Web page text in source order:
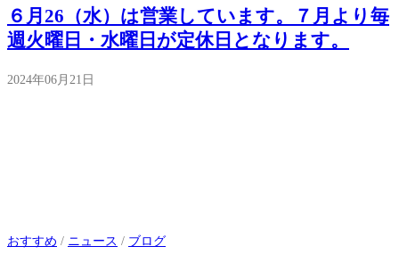
６月26（水）は営業しています。７月より毎
週火曜日・水曜日が定休日となります。
2024年06月21日
おすすめ / ニュース / ブログ